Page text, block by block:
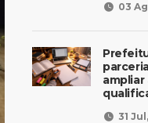
03
ampliar
31